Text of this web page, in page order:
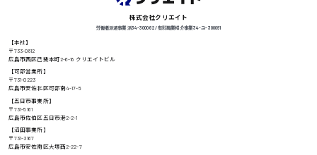
高知県
鳥取県
日給8000円〜
株式会社クリエイト
労働者派遣事業 派34-300062 / 有料職業紹介事業 34-ユ-300091
【本社】
〒733-0812
広島市西区己斐本町2-6-18 クリエイトビル
【可部営業所】
〒731-0223
広島市安佐北区可部南4-17-5
【五日市事業所】
〒731-5161
広島市佐伯区五日市港2-2-1
【沼田事業所】
〒731-3167
広島市安佐南区大塚西2-22-7